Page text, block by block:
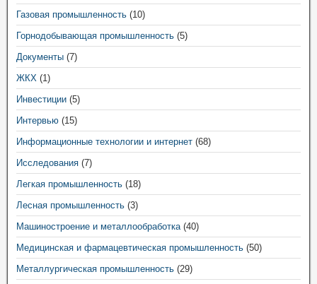
Газовая промышленность (10)
Горнодобывающая промышленность (5)
Документы (7)
ЖКХ (1)
Инвестиции (5)
Интервью (15)
Информационные технологии и интернет (68)
Исследования (7)
Легкая промышленность (18)
Лесная промышленность (3)
Машиностроение и металлообработка(40)
Медицинская и фармацевтическая промышленность (50)
Металлургическая промышленность (29)